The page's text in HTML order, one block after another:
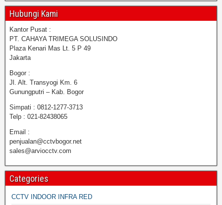
Hubungi Kami
Kantor Pusat :
PT. CAHAYA TRIMEGA SOLUSINDO
Plaza Kenari Mas Lt. 5 P 49
Jakarta
Bogor :
Jl. Alt. Transyogi Km. 6
Gunungputri – Kab. Bogor
Simpati : 0812-1277-3713
Telp : 021-82438065
Email :
penjualan@cctvbogor.net
sales@arviocctv.com
Categories
CCTV INDOOR INFRA RED